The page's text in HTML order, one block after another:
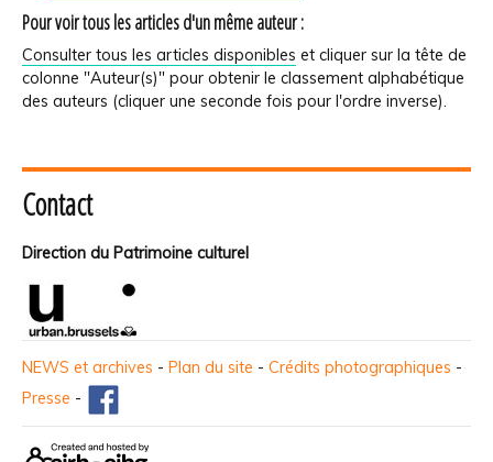
Pour voir tous les articles d'un même auteur :
Consulter tous les articles disponibles et cliquer sur la tête de
colonne "Auteur(s)" pour obtenir le classement alphabétique
des auteurs (cliquer une seconde fois pour l'ordre inverse).
Contact
Direction du Patrimoine culturel
NEWS et archives - Plan du site - Crédits photographiques -
Presse -